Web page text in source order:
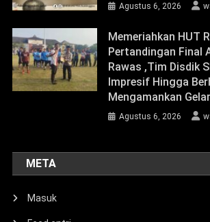
Agustus 6, 2026
Memeriahkan HUT
Pertandingan Final
Rawas ,Tim Disdik
Impresif Hingga
Mengamankan
Agustus 6, 2026
META
Masuk